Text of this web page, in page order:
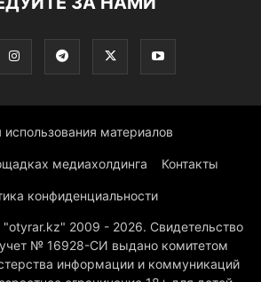
использования материалов
медиахолдинга Контакты
конфиденциальности
2009 - 2026. Свидетельство
учет № 16928-СИ выдано комитетом
информации и коммуникаций